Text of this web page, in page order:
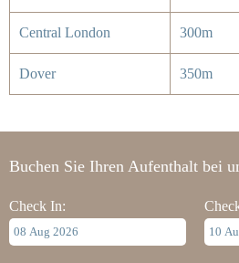
Central London 300m
Dover 350m
Buchen Sie Ihren Aufenthalt bei
Check In: